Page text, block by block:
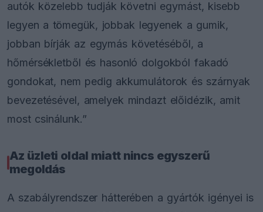
autók közelebb tudják követni egymást, kisebb
legyen a tömegük, jobbak legyenek a gumik,
jobban bírják az egymás követéséből, a
hőmérsékletből és hasonló dolgokból fakadó
gondokat, nem pedig akkumulátorok és szárnyak
bevezetésével, amelyek mindazt előidézik, amit
most csinálunk.”
Az üzleti oldal miatt nincs egyszerű
megoldás
A szabályrendszer hátterében a gyártók igényei is